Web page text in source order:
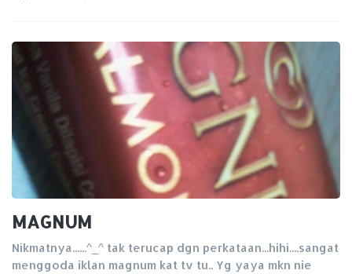
MAGNUM
Nikmatnya......^_^ tak terucap dgn perkataan...hihi....sangat
menggoda iklan magnum kat tv tu.. Yg yaya mkn nie